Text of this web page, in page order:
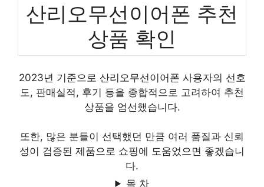
산리오무선이어폰 추천
상품 확인
2023년 기준으로 산리오무선이어폰 사용자의 선호
도, 판매실적, 후기 등을 종합적으로 고려하여 추천
상품을 엄선했습니다.
또한, 많은 분들이 선택했던 만큼 여러 품질과 신뢰
성이 검증된 제품으로 쇼핑에 도움었으면 좋겠습니
다.
목 차